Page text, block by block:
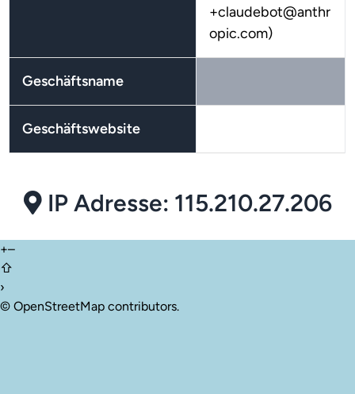
+claudebot@anthr
opic.com)
Geschäftsname
Geschäftswebsite
IP Adresse: 115.210.27.206
+–
⇧
›
© OpenStreetMap contributors.